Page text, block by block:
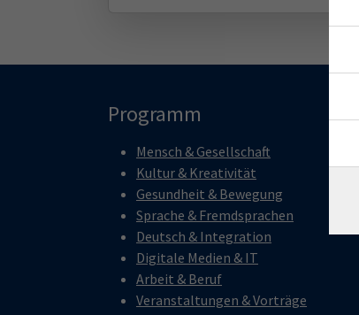
Programm
Mensch & Gesellschaft
Kultur & Kreativität
Gesundheit & Bewegung
Sprache & Fremdsprachen
Deutsch & Integration
Digitale Medien & IT
Arbeit & Beruf
Veranstaltungen & Vorträge